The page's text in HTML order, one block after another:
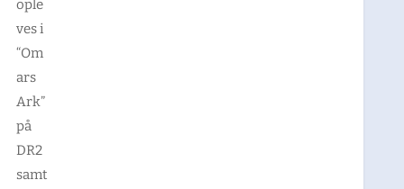
ople
ves i
“Om
ars
Ark”
på
DR2
samt